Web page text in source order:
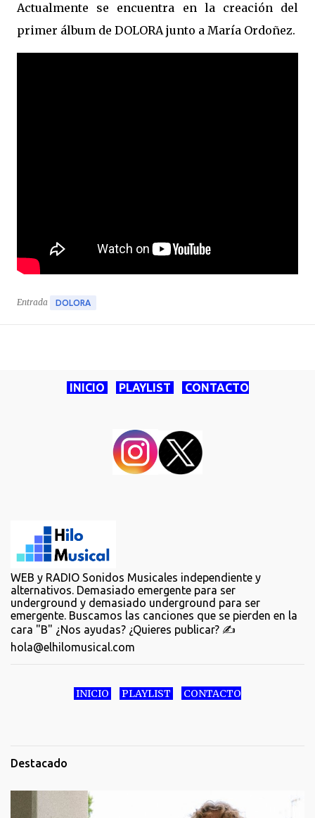
Actualmente se encuentra en la creación del
primer álbum de DOLORA junto a María Ordoñez.
Entrada DOLORA
INICIO PLAYLIST CONTACTO
WEB y RADIO Sonidos Musicales independiente y
alternativos. Demasiado emergente para ser
underground y demasiado underground para ser
emergente. Buscamos las canciones que se pierden en la
cara "B" ¿Nos ayudas? ¿Quieres publicar? ✍️
hola@elhilomusical.com
INICIO PLAYLIST CONTACTO
Destacado